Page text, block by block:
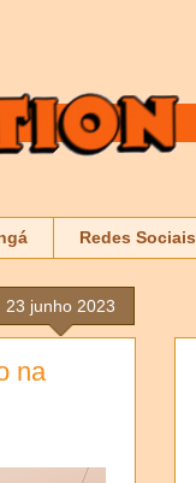
Redes Sociais
23 junho 2023
na